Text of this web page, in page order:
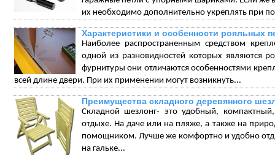
их необходимо дополнительно укреплять при
Характеристики и особенности рояльных
Наиболее распространенным средством
одной из разновидностей которых являются
фурнитуры они отличаются особенностями
всей длине двери. При их применении могут возникнуть...
Преимущества складного деревянного
Складной шезлонг- это удобный,
отдыхе. На даче или на пляже, а также на
помощником. Лучше же комфортно и удобно
на гальке...